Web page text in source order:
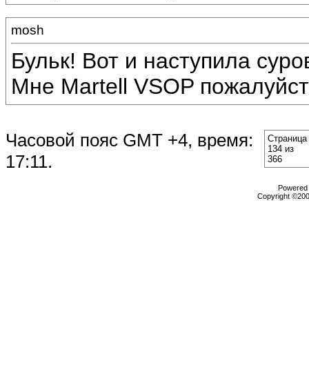
mosh
Бульк! Вот и наступила
Мне Martell VSOP
Часовой пояс GMT +4, время:
17:11.
Страница
134 из
366
Copyright